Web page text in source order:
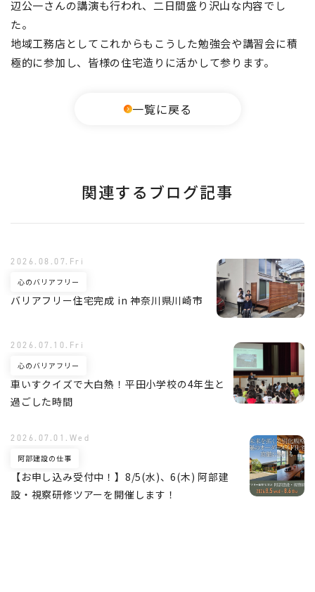
辺公一さんの講演も行われ、二日間盛り沢山な内容でし
た。
地域工務店としてこれからもこうした勉強会や講習会に積
極的に参加し、皆様の住宅造りに活かして参ります。
一覧に戻る
関連するブログ記事
バリアフリー住宅完成 in 神奈川県川崎市
心のバリアフリー
2026.08.07.Fri
車いすクイズで大白熱！平田小学校の4年生と
過ごした時間
心のバリアフリー
2026.07.10.Fri
【お申し込み受付中！】8/5(水)、6(木) 阿部建
設・視察研修ツアーを開催します！
阿部建設の仕事
2026.07.01.Wed